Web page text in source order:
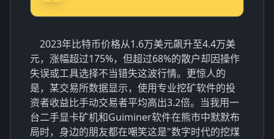
2023年比特币价格从1.6万美元飙升至4.4万美
元，涨幅超过175%，但超过68%的散户却因操作
失误或工具选择不当错失这波行情。更惊人的
是，某交易所数据显示，使用专业挖矿软件的投
资者收益比手动交易者平均高出3.2倍。当我用一
台二手显卡矿机和Guiminer软件在熊市中默默布
局时，身边的朋友都在嘲笑这是"数字时代的挖煤